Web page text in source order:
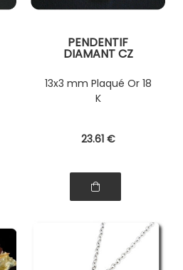
PENDENTIF
DIAMANT CZ
13x3 mm Plaqué Or 18
K
23.61 €